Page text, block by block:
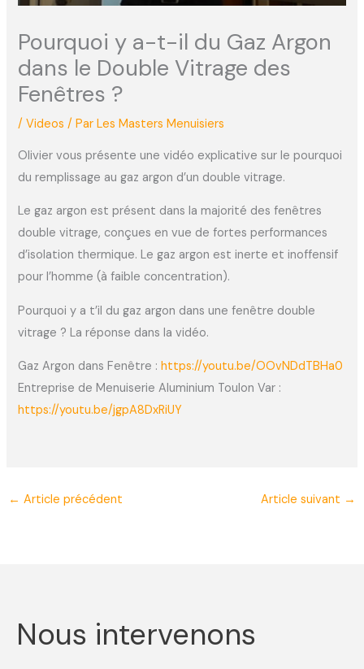
Pourquoi y a-t-il du Gaz Argon
dans le Double Vitrage des
Fenêtres ?
/Videos / ParLes Masters Menuisiers
Olivier vous présente une vidéo explicative sur le pourquoi
du remplissage au gaz argon d’un double vitrage.
Le gaz argon est présent dans la majorité des fenêtres
double vitrage, conçues en vue de fortes performances
d’isolation thermique. Le gaz argon est inerte et inoffensif
pour l’homme (à faible concentration).
Pourquoi y a t’il du gaz argon dans une fenêtre double
vitrage ? La réponse dans la vidéo.
Gaz Argon dans Fenêtre :https://youtu.be/OOvNDdTBHa0
Entreprise de Menuiserie Aluminium Toulon Var :
https://youtu.be/jgpA8DxRiUY
← Article précédent Article suivant →
Nous intervenons